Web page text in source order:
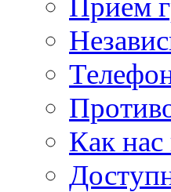
Прием
Как нас